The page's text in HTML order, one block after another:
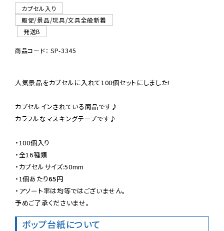
06-6282-7659
カプセル入り
販促/景品/玩具/文具全般新着
発送B
商品コード： SP-3345
人気景品をカプセルに入れて100個セットにしました!
カプセルインされている商品です♪
カラフルなマスキングテープです♪
・100個入り
・全16種類
・カプセルサイズ:50mm
・ 1個あたり65円
・アソート率は均等ではございません。
予めご了承くださいませ。
ポップ台紙について